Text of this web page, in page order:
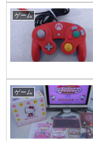
ゲーム
ゲーム